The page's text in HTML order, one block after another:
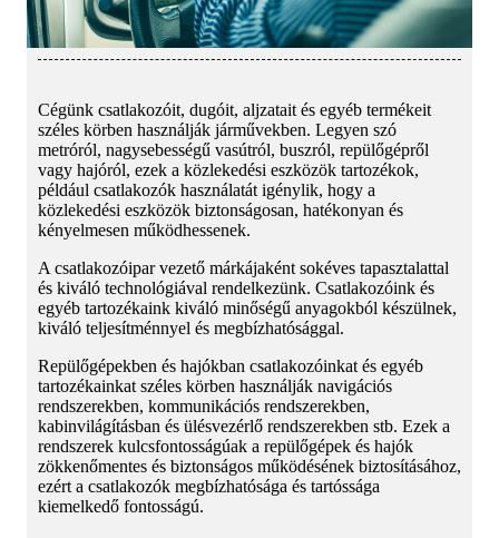
Cégünk csatlakozóit, dugóit, aljzatait és egyéb termékeit
széles körben használják járművekben. Legyen szó
metróról, nagysebességű vasútról, buszról, repülőgépről
vagy hajóról, ezek a közlekedési eszközök tartozékok,
például csatlakozók használatát igénylik, hogy a
közlekedési eszközök biztonságosan, hatékonyan és
kényelmesen működhessenek.
A csatlakozóipar vezető márkájaként sokéves tapasztalattal
és kiváló technológiával rendelkezünk. Csatlakozóink és
egyéb tartozékaink kiváló minőségű anyagokból készülnek,
kiváló teljesítménnyel és megbízhatósággal.
Repülőgépekben és hajókban csatlakozóinkat és egyéb
tartozékainkat széles körben használják navigációs
rendszerekben, kommunikációs rendszerekben,
kabinvilágításban és ülésvezérlő rendszerekben stb. Ezek a
rendszerek kulcsfontosságúak a repülőgépek és hajók
zökkenőmentes és biztonságos működésének biztosításához,
ezért a csatlakozók megbízhatósága és tartóssága
kiemelkedő fontosságú.